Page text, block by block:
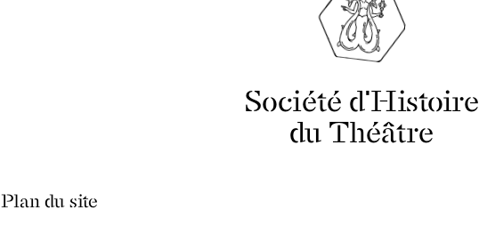
Société d'Histoire
du Théâtre
Plan du site